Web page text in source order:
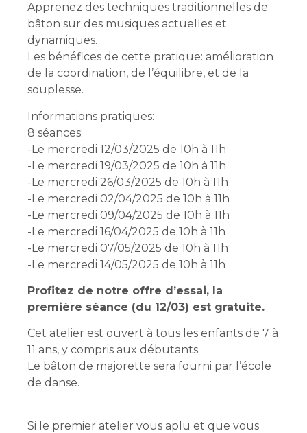
Apprenez des techniques traditionnelles de
bâton sur des musiques actuelles et
dynamiques.
Les bénéfices de cette pratique: amélioration
de la coordination, de l’équilibre, et de la
souplesse.
Informations pratiques:
8 séances:
-Le mercredi 12/03/2025 de 10h à 11h
-Le mercredi 19/03/2025 de 10h à 11h
-Le mercredi 26/03/2025 de 10h à 11h
-Le mercredi 02/04/2025 de 10h à 11h
-Le mercredi 09/04/2025 de 10h à 11h
-Le mercredi 16/04/2025 de 10h à 11h
-Le mercredi 07/05/2025 de 10h à 11h
-Le mercredi 14/05/2025 de 10h à 11h
Profitez de notre offre d’essai, la
première séance (du 12/03) est gratuite.
Cet atelier est ouvert à tous les enfants de 7 à
11 ans, y compris aux débutants.
Le bâton de majorette sera fourni par l’école
de danse.
Si le premier atelier vous aplu et que vous